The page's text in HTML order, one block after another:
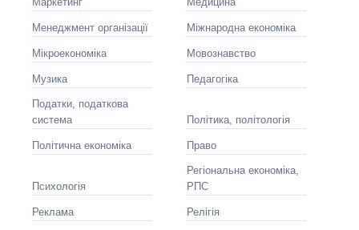
Менеджмент організації Міжнародна економіка
Мікроекономіка Мовознавство
Музика Педагогіка
Податки, податкова
система
Політика, політологія
Політична економіка Право
Психологія
Регіональна економіка,
РПС
Реклама Релігія